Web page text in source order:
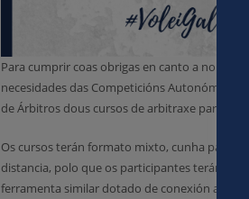
Para cumprir coas obrigas en canto a
necesidades das Competicións Autonómicas,
de Árbitros dous cursos de arbitraxe para
Os cursos terán formato mixto, cunha parte
distancia, polo que os participantes terán
ferramenta similar dotado de conexión a